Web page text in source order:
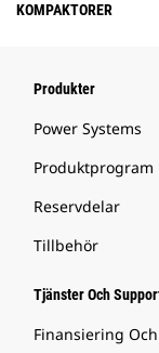
KOMPAKTORER
Produkter
Power Systems
Produktprogram
Reservdelar
Tillbehör
Tjänster Och
Finansiering